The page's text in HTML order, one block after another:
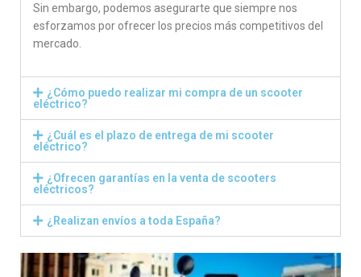
Sin embargo, podemos asegurarte que siempre nos
esforzamos por ofrecer los precios más competitivos del
mercado.
¿Cómo puedo realizar mi compra de un scooter
eléctrico?
¿Cuál es el plazo de entrega de mi scooter
eléctrico?
¿Ofrecen garantías en la venta de scooters
eléctricos?
¿Realizan envíos a toda España?